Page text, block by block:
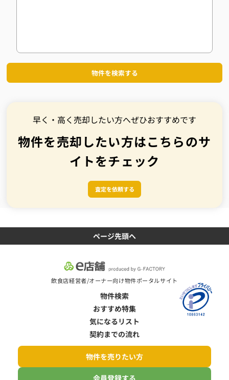
物件を検索する
早く・高く売却したい方へぜひおすすめです
物件を売却したい方はこちらのサ
イトをチェック
査定を依頼する
ページ先頭へ
飲食店経営者/オーナー向け物件ポータルサイト
物件検索
おすすめ特集
気になるリスト
契約までの流れ
物件を売りたい方